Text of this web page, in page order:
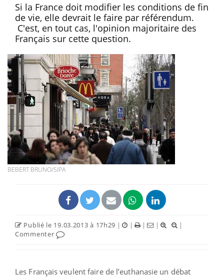
Si la France doit modifier les conditions de fin
de vie, elle devrait le faire par référendum.
C'est, en tout cas, l'opinion majoritaire des
Français sur cette question.
BEBERT BRUNO/SIPA
Publié le 19.03.2013 à 17h29 | | | |
|
Commenter
Les Français veulent faire de l’euthanasie un débat